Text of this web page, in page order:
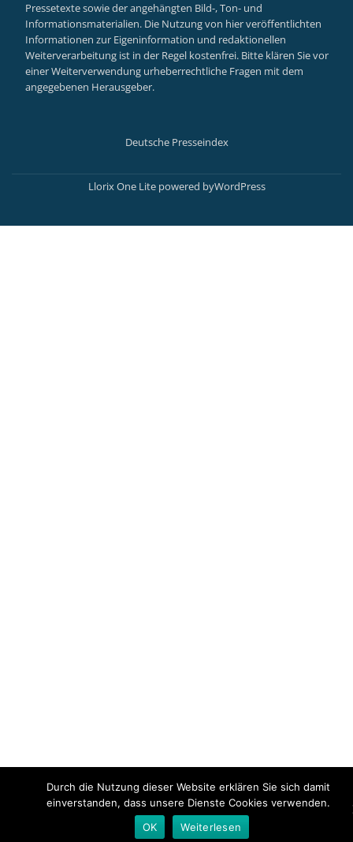
Pressetexte sowie der angehängten Bild-, Ton- und
Informationsmaterialien. Die Nutzung von hier veröffentlichten
Informationen zur Eigeninformation und redaktionellen
Weiterverarbeitung ist in der Regel kostenfrei. Bitte klären Sie vor
einer Weiterverwendung urheberrechtliche Fragen mit dem
angegebenen Herausgeber.
Deutsche Presseindex
Secondary
Llorix One Lite powered byWordPress
Durch die Nutzung dieser Website erklären Sie sich damit
einverstanden, dass unsere Dienste Cookies verwenden.
OK
Weiterlesen